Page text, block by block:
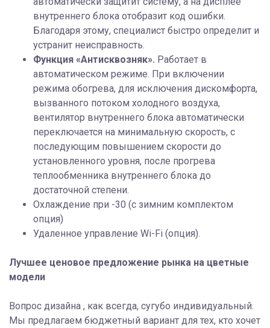
внутреннего блока отобразит код ошибки.
Благодаря этому, специалист быстро определит и
устранит неисправность.
Функция «Антисквозняк». Работает в
автоматическом режиме. При включении
режима обогрева, для исключения дискомфорта,
вызванного потоком холодного воздуха,
вентилятор внутреннего блока автоматически
переключается на минимальную скорость, с
последующим повышением скорости до
установленного уровня, после прогрева
теплообменника внутреннего блока до
достаточной степени.
Охлаждение при -30 (с зимним комплектом
опция)
Удаленное управление Wi-Fi (опция).
Лучшее ценовое предложение рынка на цветные
модели
Вопрос дизайна , как всегда, сугубо индивидуальный.
Мы предлагаем бюджетный вариант для тех, кто хочет